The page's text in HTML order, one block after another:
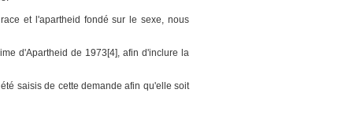
et l'apartheid fondé sur le sexe, nous
d'Apartheid de 1973[4], afin d'inclure la
saisis de cette demande afin qu'elle soit